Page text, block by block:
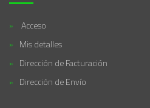
Acceso
Mis detalles
Dirección de Facturación
Dirección de Envío